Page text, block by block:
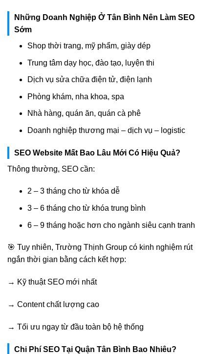
Những Doanh Nghiệp Ở Tân Bình Nên Làm SEO
Sớm
Shop thời trang, mỹ phẩm, giày dép
Trung tâm dạy học, đào tạo, luyện thi
Dịch vụ sửa chữa điện tử, điện lạnh
Phòng khám, nha khoa, spa
Nhà hàng, quán ăn, quán cà phê
Doanh nghiệp thương mại – dịch vụ – logistic
SEO Website Mất Bao Lâu Mới Có Hiệu Quả?
Thông thường, SEO cần:
2 – 3 tháng cho từ khóa dễ
3 – 6 tháng cho từ khóa trung bình
6 – 9 tháng hoặc hơn cho ngành siêu cạnh tranh
🎯 Tuy nhiên, Trường Thịnh Group có kinh nghiệm rút
ngắn thời gian bằng cách kết hợp:
→ Kỹ thuật SEO mới nhất
→ Content chất lượng cao
→ Tối ưu ngay từ đầu toàn bộ hệ thống
Chi Phí SEO Tại Quận Tân Bình Bao Nhiêu?